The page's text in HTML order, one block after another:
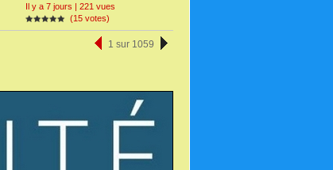
Il y a 7 jours | 221 vues
(15 votes)
1 sur 1059